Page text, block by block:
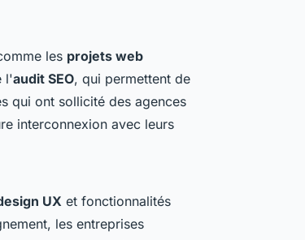
les projets web
l'audit SEO, qui permettent de
qui ont sollicité des agences
interconnexion avec leurs
UX et fonctionnalités
les entreprises